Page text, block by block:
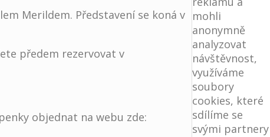
Merildem. Představení se koná v
předem rezervovat v
objednat na webu zde:
mohli
anonymně
analyzovat
návštěvnost,
využíváme
soubory
cookies, které
sdílíme se
svými partnery